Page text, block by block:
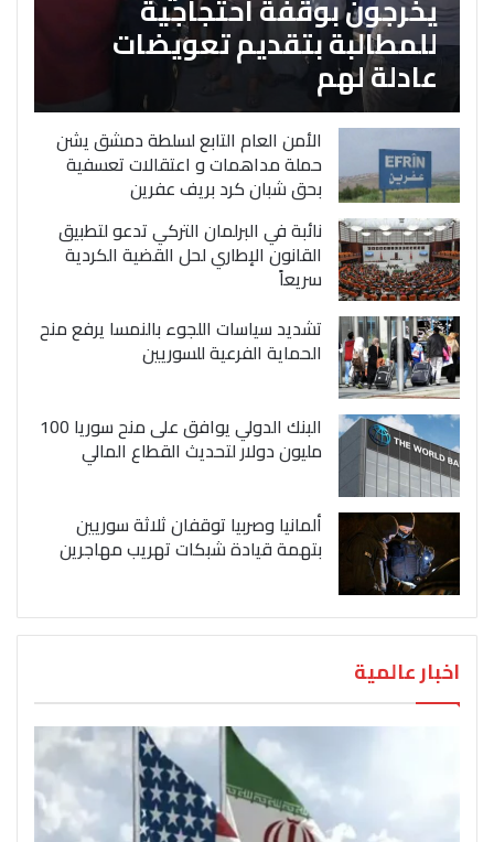
للمطالبة بتقديم تعويضات
عادلة لهم
الأمن العام التابع لسلطة دمشق يشن
حملة مداهمات و اعتقالات تعسفية
بحق شبان كرد بريف عفرين
نائبة في البرلمان التركي تدعو لتطبيق
القانون الإطاري لحل القضية الكردية
سريعاً
تشديد سياسات اللجوء بالنمسا يرفع منح
الحماية الفرعية للسوريين
البنك الدولي يوافق على منح سوريا 100
مليون دولار لتحديث القطاع المالي
ألمانيا وصربيا توقفان ثلاثة سوريين
بتهمة قيادة شبكات تهريب مهاجرين
اخبار عالمية